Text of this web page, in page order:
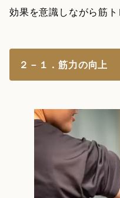
効果を意識しながら筋ト
２－１．筋力の向上